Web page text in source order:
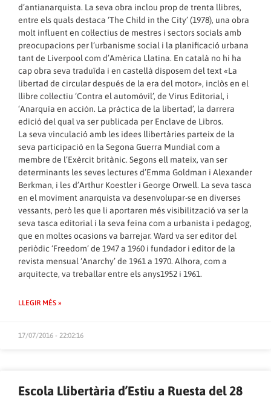
d’antianarquista. La seva obra inclou prop de trenta llibres,
entre els quals destaca ‘The Child in the City’ (1978), una obra
molt influent en col·lectius de mestres i sectors socials amb
preocupacions per l’urbanisme social i la planificació urbana
tant de Liverpool com d’Amèrica Llatina. En català no hi ha
cap obra seva traduïda i en castellà disposem del text «La
libertad de circular después de la era del motor», inclòs en el
llibre col·lectiu ‘Contra el automóvil’, de Virus Editorial, i
‘Anarquía en acción. La práctica de la libertad’, la darrera
edició del qual va ser publicada per Enclave de Libros.
La seva vinculació amb les idees llibertàries parteix de la
seva participació en la Segona Guerra Mundial com a
membre de l’Exèrcit britànic. Segons ell mateix, van ser
determinants les seves lectures d’Emma Goldman i Alexander
Berkman, i les d’Arthur Koestler i George Orwell. La seva tasca
en el moviment anarquista va desenvolupar-se en diverses
vessants, però les que li aportaren més visibilització va ser la
seva tasca editorial i la seva feina com a urbanista i pedagog,
que en moltes ocasions va barrejar. Ward va ser editor del
periòdic ‘Freedom’ de 1947 a 1960 i fundador i editor de la
revista mensual ‘Anarchy’ de 1961 a 1970. Alhora, com a
arquitecte, va treballar entre els anys1952 i 1961.
LLEGIR MÉS »
17/07/2016 - 22:02:16
Escola Llibertària d’Estiu a Ruesta del 28